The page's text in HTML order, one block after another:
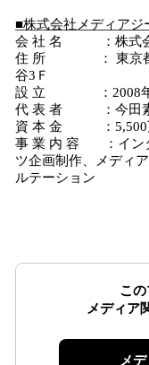
■株式会社メディアジ
会 社 名 ：株式会
住 所 ： 東京都渋
谷3Ｆ
設 立 ：2008年
代 表 者 ：今田
資 本 金 ：5,500万
事 業 内 容 ：イン
ツ企画制作、メディ
ルテーション
この
メディア
メ